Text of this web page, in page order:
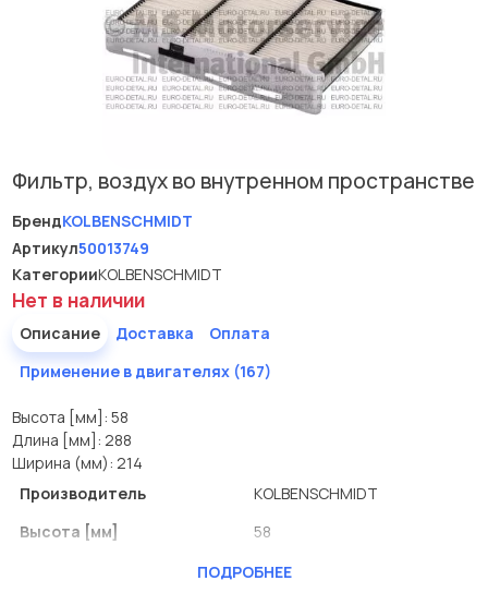
Фильтр, воздух во внутренном пространстве
БрендKOLBENSCHMIDT
Артикул50013749
КатегорииKOLBENSCHMIDT
Нет в наличии
Описание Доставка
Оплата
Применение в двигателях (167)
Высота [мм]: 58
Длина [мм]: 288
Ширина (мм): 214
Производитель
KOLBENSCHMIDT
Высота [мм]
58
288
ПОДРОБНЕЕ